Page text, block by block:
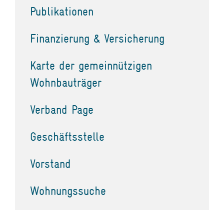
Publikationen
Finanzierung & Versicherung
Karte der gemeinnützigen
Wohnbauträger
Verband Page
Geschäftsstelle
Vorstand
Wohnungssuche